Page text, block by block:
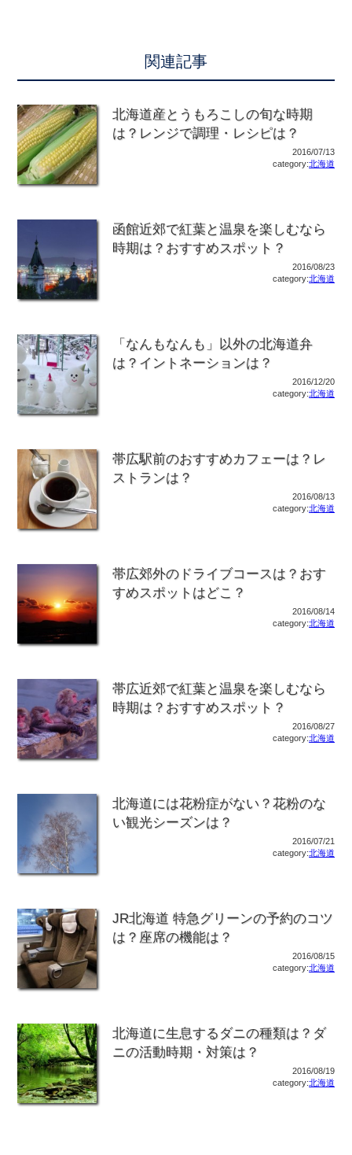
関連記事
北海道産とうもろこしの旬な時期
は？レンジで調理・レシピは？
2016/07/13
category:北海道
函館近郊で紅葉と温泉を楽しむなら
時期は？おすすめスポット？
2016/08/23
category:北海道
「なんもなんも」以外の北海道弁
は？イントネーションは？
2016/12/20
category:北海道
帯広駅前のおすすめカフェーは？レ
ストランは？
2016/08/13
category:北海道
帯広郊外のドライブコースは？おす
すめスポットはどこ？
2016/08/14
category:北海道
帯広近郊で紅葉と温泉を楽しむなら
時期は？おすすめスポット？
2016/08/27
category:北海道
北海道には花粉症がない？花粉のな
い観光シーズンは？
2016/07/21
category:北海道
JR北海道 特急グリーンの予約のコツ
は？座席の機能は？
2016/08/15
category:北海道
北海道に生息するダニの種類は？ダ
ニの活動時期・対策は？
2016/08/19
category:北海道